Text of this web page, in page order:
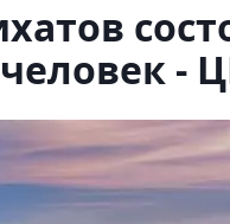
-